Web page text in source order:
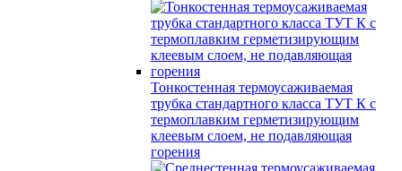
Тонкостенная термоусаживаемая
трубка стандартного класса ТУТ К с
термоплавким герметизирующим
клеевым слоем, не подавляющая
горения